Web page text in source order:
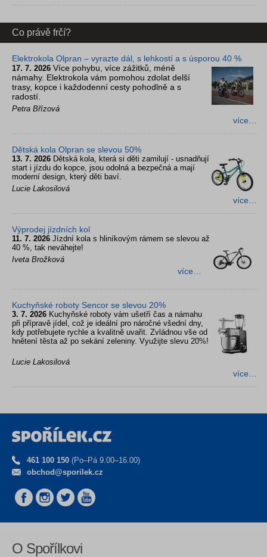
Co právě frčí?
Elektrokola Olpran – vyrazte dál, s lehkostí a s úsporou 40 %
17. 7. 2026 Více pohybu, více zážitků, méně
námahy. Elektrokola vám pomohou zdolat delší
trasy, kopce i každodenní cesty pohodlně a s
radostí.
Petra Břízová
více…
Dětská kola Olpran se slevou 50%
13. 7. 2026 Dětská kola, která si děti zamilují - usnadňují
start i jízdu do kopce, jsou odolná a bezpečná a mají
moderní design, který děti baví.
Lucie Lakosilová
více…
Výprodej jízdních kol
11. 7. 2026 Jízdní kola s hliníkovým rámem se slevou až
40 %, tak neváhejte!
Iveta Brožková
více…
Kuchyňské roboty Sencor se slevou 20%
3. 7. 2026 Kuchyňské roboty vám ušetří čas a námahu
při přípravě jídel, což je ideální pro náročné všední dny,
kdy potřebujete rychle a kvalitně uvařit. Zvládnou vše od
hnětení těsta až po sekání zeleniny. Využijte slevu 20%!
Lucie Lakosilová
více…
461 100 150 (Po–Pá 9.00–16.00)
obchod@sporilek.cz
O Spořílkovi